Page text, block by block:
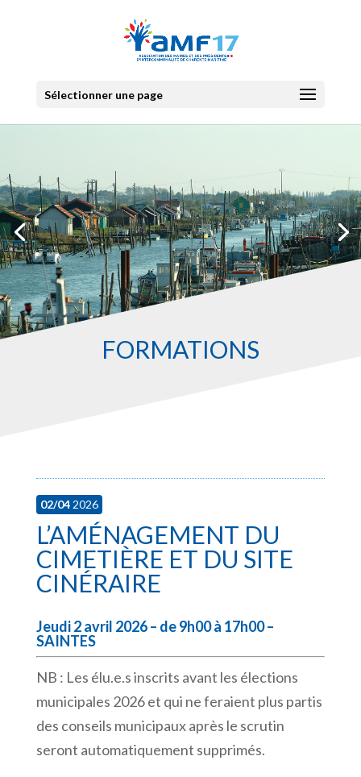
Sélectionner une page
FORMATIONS
02/042026
L’AMÉNAGEMENT DU
CIMETIÈRE ET DU SITE
CINÉRAIRE
Jeudi 2 avril 2026 – de 9h00 à 17h00 –
SAINTES
NB : Les élu.e.s inscrits avant les élections
municipales 2026 et qui ne feraient plus partis
des conseils municipaux après le scrutin
seront automatiquement supprimés.